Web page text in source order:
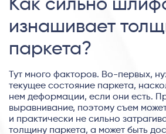
Как сильно
изнашивает
паркета?
Тут много факторов. Во-первых,
текущее состояние паркета,
нем деформации, если они есть.
выравнивание, поэтому съем
и практически не сильно
толщину паркета, а может быть